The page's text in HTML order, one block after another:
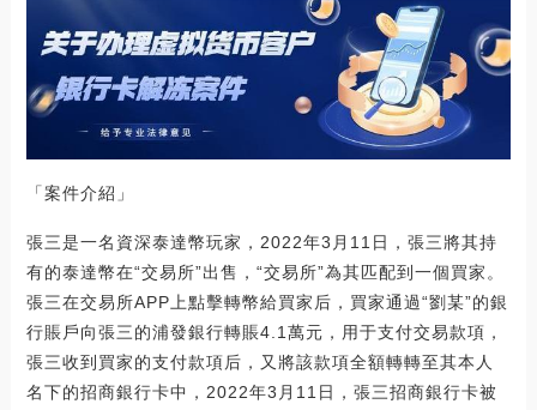
「案件介紹」
張三是一名資深泰達幣玩家，2022年3月11日，張三將其持
有的泰達幣在“交易所”出售，“交易所”為其匹配到一個買家。
張三在交易所APP上點擊轉幣給買家后，買家通過“劉某”的銀
行賬戶向張三的浦發銀行轉賬4.1萬元，用于支付交易款項，
張三收到買家的支付款項后，又將該款項全額轉轉至其本人
名下的招商銀行卡中，2022年3月11日，張三招商銀行卡被